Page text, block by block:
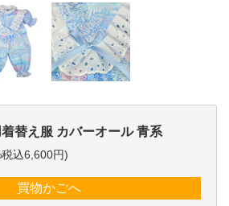
着替え服 カバーオール 青系
込6,600円)
買物かごへ